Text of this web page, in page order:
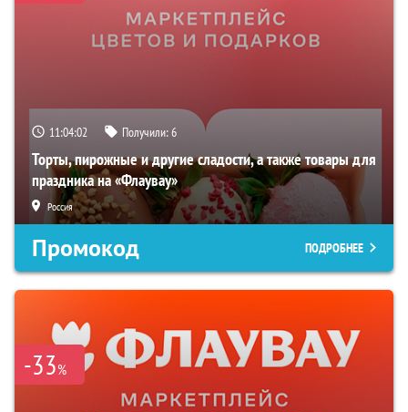
11:04:01 Получили:6
Торты, пирожные и другие сладости, а также товары для
праздника на «Флаувау»
Россия
Промокод ПОДРОБНЕЕ
-33%